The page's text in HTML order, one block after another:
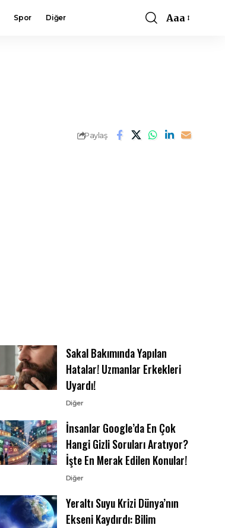
Spor Diğer
Font
Aaa
Paylaş
Sakal Bakımında Yapılan
Hatalar! Uzmanlar Erkekleri
Uyardı!
Diğer
İnsanlar Google’da En Çok
Hangi Gizli Soruları Aratıyor?
İşte En Merak Edilen Konular!
Diğer
Yeraltı Suyu Krizi Dünya’nın
Ekseni Kaydırdı: Bilim